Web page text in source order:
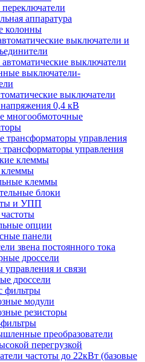
аппаратура
колонны
выключатели и
выключатели
выключатели-
выключатели
0,4 кВ
многообмоточные
трансформаторы управления
трансформаторы управления
клеммы
клеммы
блоки
и УПП
опции
панели
звена постоянного тока
дроссели
управления и связи
дроссели
фильтры
модули
резисторы
преобразователи
перегрузкой
частоты до 22кВт (базовые